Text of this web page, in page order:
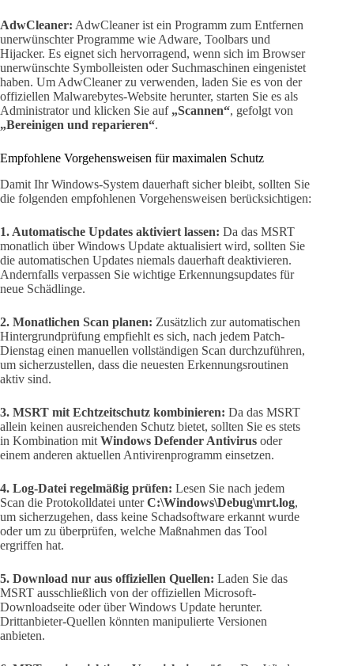
AdwCleaner: AdwCleaner ist ein Programm zum Entfernen
unerwünschter Programme wie Adware, Toolbars und
Hijacker. Es eignet sich hervorragend, wenn sich im Browser
unerwünschte Symbolleisten oder Suchmaschinen eingenistet
haben. Um AdwCleaner zu verwenden, laden Sie es von der
offiziellen Malwarebytes-Website herunter, starten Sie es als
Administrator und klicken Sie auf „Scannen“, gefolgt von
„Bereinigen und reparieren“.
Empfohlene Vorgehensweisen für maximalen Schutz
Damit Ihr Windows-System dauerhaft sicher bleibt, sollten Sie
die folgenden empfohlenen Vorgehensweisen berücksichtigen:
1. Automatische Updates aktiviert lassen: Da das MSRT
monatlich über Windows Update aktualisiert wird, sollten Sie
die automatischen Updates niemals dauerhaft deaktivieren.
Andernfalls verpassen Sie wichtige Erkennungsupdates für
neue Schädlinge.
2. Monatlichen Scan planen: Zusätzlich zur automatischen
Hintergrundprüfung empfiehlt es sich, nach jedem Patch-
Dienstag einen manuellen vollständigen Scan durchzuführen,
um sicherzustellen, dass die neuesten Erkennungsroutinen
aktiv sind.
3. MSRT mit Echtzeitschutz kombinieren: Da das MSRT
allein keinen ausreichenden Schutz bietet, sollten Sie es stets
in Kombination mit Windows Defender Antivirus oder
einem anderen aktuellen Antivirenprogramm einsetzen.
4. Log-Datei regelmäßig prüfen: Lesen Sie nach jedem
Scan die Protokolldatei unterC:\Windows\Debug\mrt.log,
um sicherzugehen, dass keine Schadsoftware erkannt wurde
oder um zu überprüfen, welche Maßnahmen das Tool
ergriffen hat.
5. Download nur aus offiziellen Quellen: Laden Sie das
MSRT ausschließlich von der offiziellen Microsoft-
Downloadseite oder über Windows Update herunter.
Drittanbieter-Quellen könnten manipulierte Versionen
anbieten.